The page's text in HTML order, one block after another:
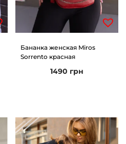
Бананка женская Miros
Sorrento красная
1490 грн